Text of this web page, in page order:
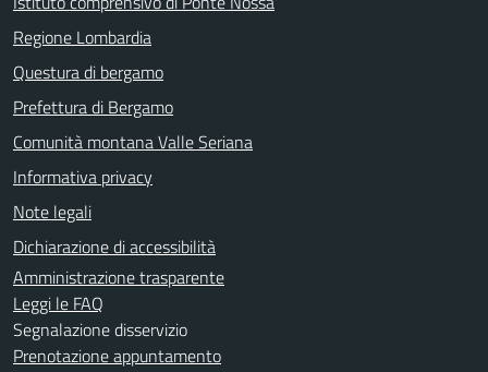
Regione Lombardia
Questura di bergamo
Prefettura di Bergamo
Comunità montana Valle Seriana
Informativa privacy
Note legali
Dichiarazione di accessibilità
Amministrazione trasparente
Leggi le FAQ
Segnalazione disservizio
Prenotazione appuntamento